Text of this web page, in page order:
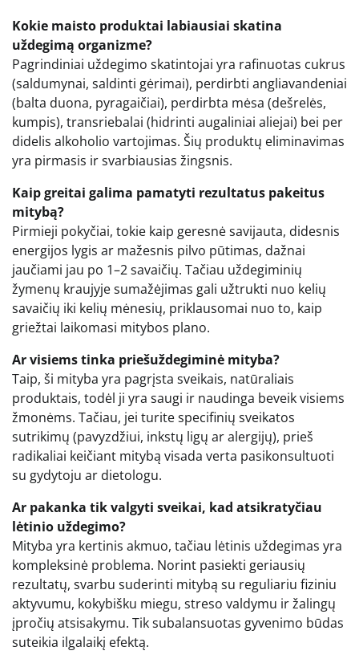
Kokie maisto produktai labiausiai skatina
uždegimą organizme?
Pagrindiniai uždegimo skatintojai yra rafinuotas cukrus
(saldumynai, saldinti gėrimai), perdirbti angliavandeniai
(balta duona, pyragaičiai), perdirbta mėsa (dešrelės,
kumpis), transriebalai (hidrinti augaliniai aliejai) bei per
didelis alkoholio vartojimas. Šių produktų eliminavimas
yra pirmasis ir svarbiausias žingsnis.
Kaip greitai galima pamatyti rezultatus pakeitus
mitybą?
Pirmieji pokyčiai, tokie kaip geresnė savijauta, didesnis
energijos lygis ar mažesnis pilvo pūtimas, dažnai
jaučiami jau po 1–2 savaičių. Tačiau uždegiminių
žymenų kraujyje sumažėjimas gali užtrukti nuo kelių
savaičių iki kelių mėnesių, priklausomai nuo to, kaip
griežtai laikomasi mitybos plano.
Ar visiems tinka priešuždegiminė mityba?
Taip, ši mityba yra pagrįsta sveikais, natūraliais
produktais, todėl ji yra saugi ir naudinga beveik visiems
žmonėms. Tačiau, jei turite specifinių sveikatos
sutrikimų (pavyzdžiui, inkstų ligų ar alergijų), prieš
radikaliai keičiant mitybą visada verta pasikonsultuoti
su gydytoju ar dietologu.
Ar pakanka tik valgyti sveikai, kad atsikratyčiau
lėtinio uždegimo?
Mityba yra kertinis akmuo, tačiau lėtinis uždegimas yra
kompleksinė problema. Norint pasiekti geriausių
rezultatų, svarbu suderinti mitybą su reguliariu fiziniu
aktyvumu, kokybišku miegu, streso valdymu ir žalingų
įpročių atsisakymu. Tik subalansuotas gyvenimo būdas
suteikia ilgalaikį efektą.